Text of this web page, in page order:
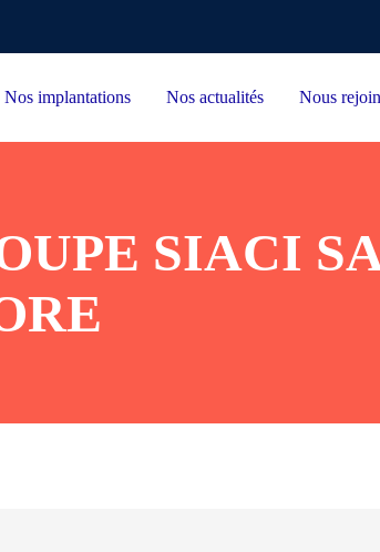
Nos implantations Nos actualités Nous
SIACI